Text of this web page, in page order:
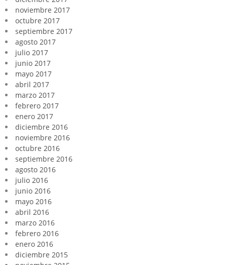
noviembre 2017
octubre 2017
septiembre 2017
agosto 2017
julio 2017
junio 2017
mayo 2017
abril 2017
marzo 2017
febrero 2017
enero 2017
diciembre 2016
noviembre 2016
octubre 2016
septiembre 2016
agosto 2016
julio 2016
junio 2016
mayo 2016
abril 2016
marzo 2016
febrero 2016
enero 2016
diciembre 2015